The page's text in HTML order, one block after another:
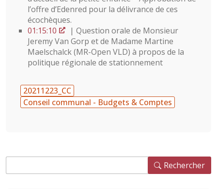
l’offre d’Edenred pour la délivrance de ces
écochèques.
01:15:10
| Question orale de Monsieur
Jeremy Van Gorp et de Madame Martine
Maelschalck (MR-Open VLD) à propos de la
politique régionale de stationnement
20211223_CC
Conseil communal - Budgets & Comptes
Rechercher